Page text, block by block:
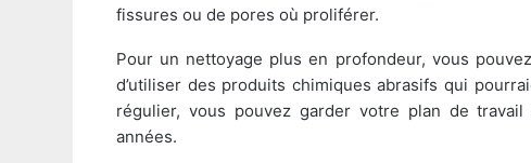
fissures ou de pores où proliférer.
Pour un nettoyage plus en profondeur, vous
d’utiliser des produits chimiques abrasifs qui
régulier, vous pouvez garder votre plan de
années.